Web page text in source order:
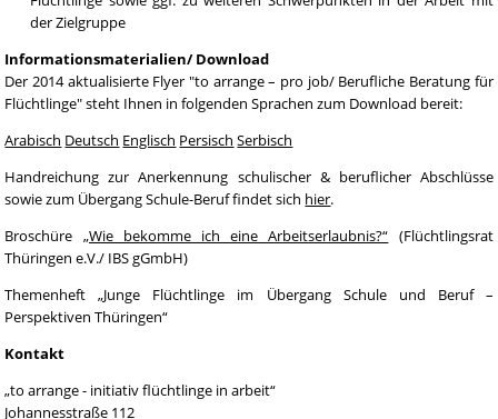
der Zielgruppe
Informationsmaterialien/ Download
Der 2014 aktualisierte Flyer "to arrange – pro job/ Berufliche Beratung für
Flüchtlinge" steht Ihnen in folgenden Sprachen zum Download bereit:
Arabisch Deutsch Englisch Persisch Serbisch
Handreichung zur Anerkennung schulischer & beruflicher Abschlüsse
sowie zum Übergang Schule-Beruf findet sich hier.
Broschüre „Wie bekomme ich eine Arbeitserlaubnis?“ (Flüchtlingsrat
Thüringen e.V./ IBS gGmbH)
Themenheft „Junge Flüchtlinge im Übergang Schule und Beruf –
Perspektiven Thüringen“
Kontakt
„to arrange - initiativ flüchtlinge in arbeit“
Johannesstraße 112